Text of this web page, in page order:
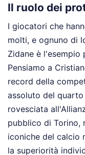
Il ruolo dei
I giocatori che
molti, e ognuno di
Zidane è l'esempio
Pensiamo a
record della
assoluto del
rovesciata
pubblico di Torino,
iconiche del calcio
la superiorità